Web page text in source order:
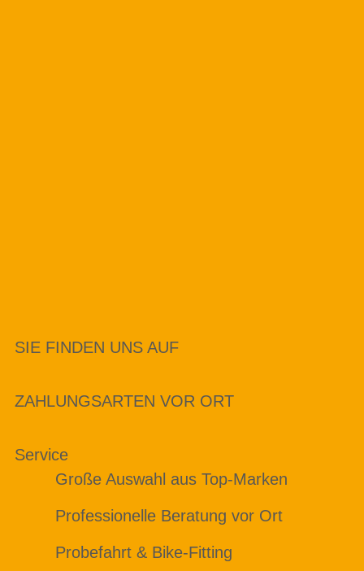
SIE FINDEN UNS AUF
ZAHLUNGSARTEN VOR ORT
Service
Große Auswahl aus Top-Marken
Professionelle Beratung vor Ort
Probefahrt & Bike-Fitting